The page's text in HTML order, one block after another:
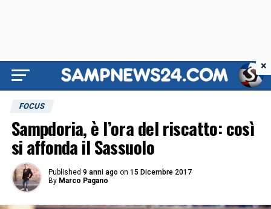
FOCUS
Sampdoria, è l’ora del riscatto: così
si affonda il Sassuolo
Published 9 anni ago on 15 Dicembre 2017
By Marco Pagano
×